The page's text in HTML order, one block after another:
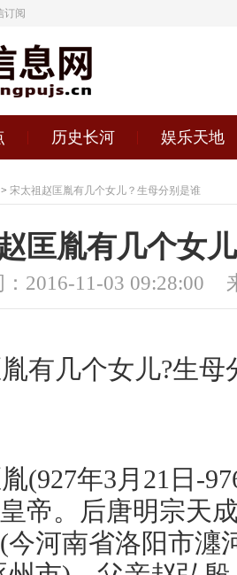
订阅
历史长河 娱乐天地
> 宋太祖赵匡胤有几个女儿？生母分别是谁
匡胤有几个女
2016-11-03 09:28:00
有几个女儿?生母
(927年3月21日-
帝。后唐明宗天
河南省洛阳市瀍